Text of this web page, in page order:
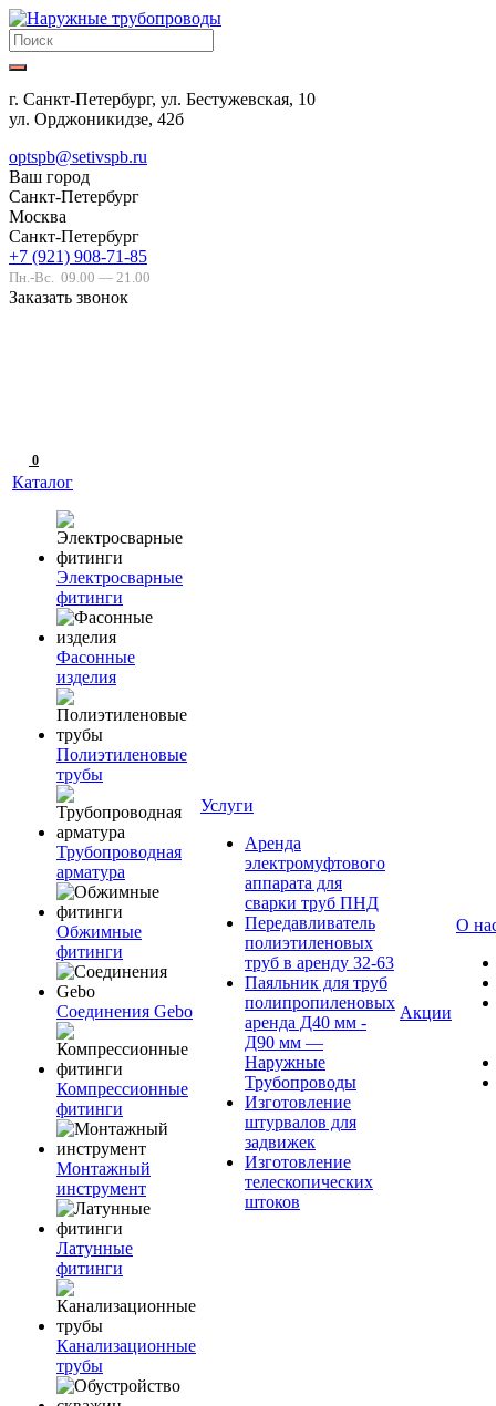
г. Санкт-Петербург, ул. Бестужевская, 10
ул. Орджоникидзе, 42б
optspb@setivspb.ru
Ваш город
Санкт-Петербург
Москва
Санкт-Петербург
+7 (921) 908-71-85
Пн.-Вс. 09.00 — 21.00
Заказать звонок
0
Каталог
Электросварные
фитинги
Фасонные
изделия
Полиэтиленовые
трубы
Трубопроводная
арматура
Обжимные
фитинги
Соединения Gebo
Компрессионные
фитинги
Монтажный
инструмент
Латунные
фитинги
Канализационные
трубы
Услуги
Аренда
электромуфтового
аппарата для
сварки труб ПНД
Передавливатель
полиэтиленовых
труб в аренду 32-63
Паяльник для труб
полипропиленовых
аренда Д40 мм -
Д90 мм —
Наружные
Трубопроводы
Изготовление
штурвалов для
задвижек
Изготовление
телескопических
штоков
Акции
О